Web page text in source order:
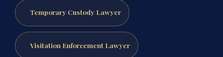
Temporary Custody Lawyer
Visitation Enforcement Lawyer